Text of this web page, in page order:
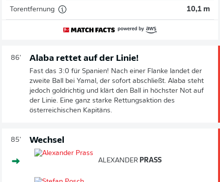
Torentfernung 10,1 m
86' Alaba rettet auf der Linie!
Fast das 3:0 für Spanien! Nach einer Flanke landet der
zweite Ball bei Yamal, der sofort abschließt. Alaba steht
jedoch goldrichtig und klärt den Ball in höchster Not auf
der Linie. Eine ganz starke Rettungsaktion des
österreichischen Kapitäns.
85' Wechsel
ALEXANDER PRASS